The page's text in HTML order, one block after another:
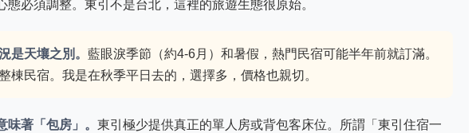
態必須調整。東引不是台北，這裡的旅遊生態很原始。
是天壤之別。 藍眼淚季節（約4-6月）和暑假，熱門民宿可能半年前就訂滿。
棟民宿。我是在秋季平日去的，選擇多，價格也親切。
著「包房」。 東引極少提供真正的單人房或背包客床位。所謂「東引住宿一